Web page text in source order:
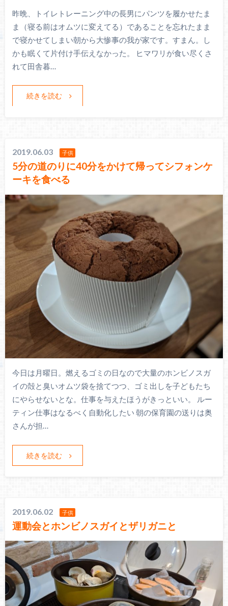
昨晩、トイレトレーニング中の長男にパンツを履かせたま
ま（寝る前はオムツに変えてる）であることを忘れたまま
で寝かせてしまい朝から大惨事の我が家です。すまん。し
かも眠くて片付け手伝えなかった。 ヒマワリが食い尽くさ
れて田舎暮…
続きを読む
2019.06.03 子供
5分の道のりに40分をかけて帰ってシフォンケ
ーキを食べる
今日は月曜日。燃えるゴミの日なので大量のホンビノスガ
イの殻と臭いオムツ袋を捨てつつ、ゴミ出しを子どもたち
にやらせないとな。仕事を与えたほうがきっといい。 ルー
ティン仕事はなるべく自動化したい 朝の保育園の送りは奥
さんが担…
続きを読む
2019.06.02 子供
運動会とホンビノスガイとザリガニと